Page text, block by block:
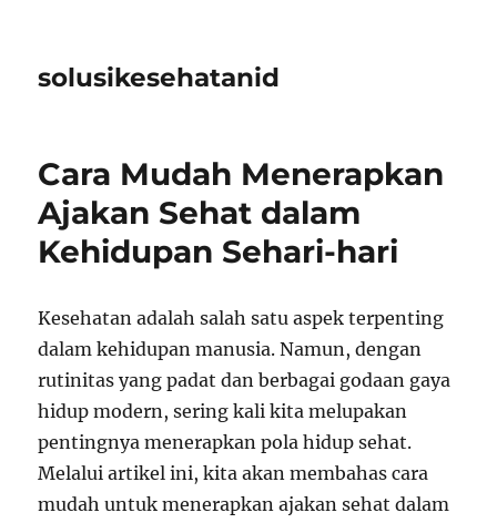
solusikesehatanid
Cara Mudah Menerapkan
Ajakan Sehat dalam
Kehidupan Sehari-hari
Kesehatan adalah salah satu aspek terpenting
dalam kehidupan manusia. Namun, dengan
rutinitas yang padat dan berbagai godaan gaya
hidup modern, sering kali kita melupakan
pentingnya menerapkan pola hidup sehat.
Melalui artikel ini, kita akan membahas cara
mudah untuk menerapkan ajakan sehat dalam